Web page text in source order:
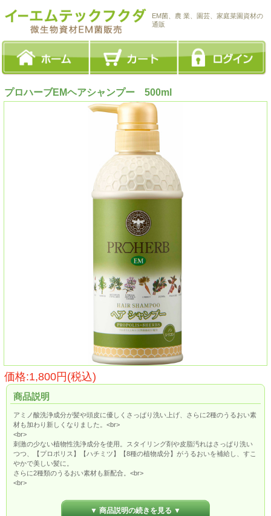
EM菌、農 業、園芸、家庭菜園資材の
通販
プロハーブEMヘアシャンプー 500ml
価格:1,800円(税込)
商品説明
アミノ酸洗浄成分が髪や頭皮に優しくさっぱり洗い上げ、さらに2種のうるおい素
材も加わり新しくなりました。<br>
<br>
刺激の少ない植物性洗浄成分を使用。スタイリング剤や皮脂汚れはさっぱり洗い
つつ、【プロポリス】【ハチミツ】【8種の植物成分】がうるおいを補給し、すこ
やかで美しい髪に。
さらに2種類のうるおい素材も新配合。<br>
<br>
リブ仕様・・コンディショナーと区別するため、シャンプーのみポンプの頭上に
突起がついています。<br>▼ 商品説明の続きを見る ▼